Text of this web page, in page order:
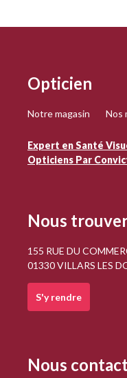
Opticien
Notre magasin Nos
Expert en Santé
Opticiens Par
Nous
155 RUE DU
01330 VILLARS LES
S'y rendre
Nous